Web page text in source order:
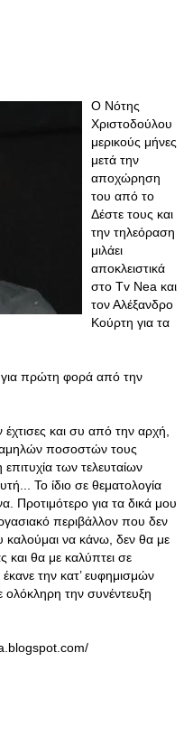
Ο Νότης
Χριστοδούλου
μερικούς μήνες
μετά την
αποχώρηση
του από το
Δέστε τους και
την τηλεόραση
μιλάει
αποκλειστικά
στο Tv Nea και
τον Αλέξανδρο
Κούρτη για τα
για πρώτη φορά από την
και συ από την αρχή,
ποσοστών τους
των τελευταίων
Το ίδιο σε θεματολογία
Προτιμότερο για τα δικά μου
περιβάλλον που δεν
καλούμαι να κάνω, δεν θα με
και θα με καλύπτει σε
την κατ’ ευφημισμών
ολόκληρη την συνέντευξη